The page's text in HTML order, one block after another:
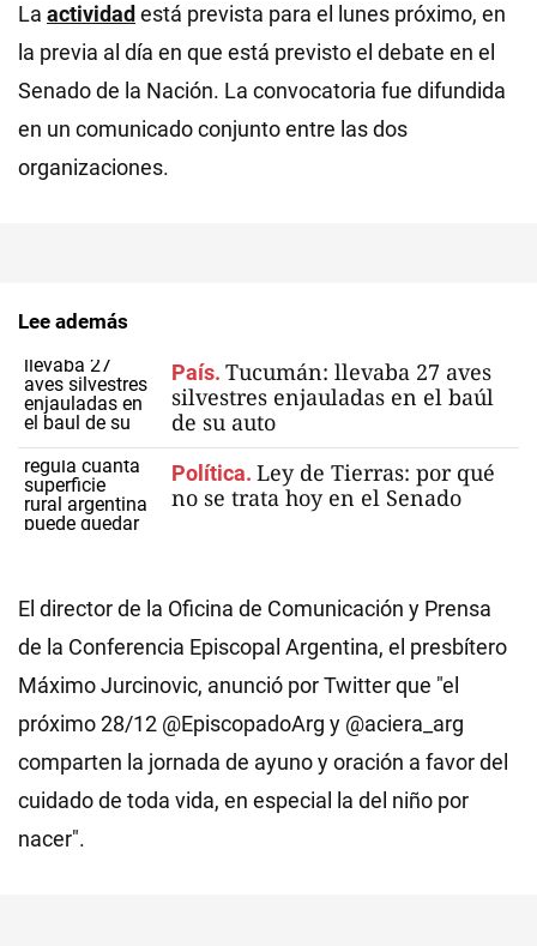
La actividad está prevista para el lunes próximo, en
la previa al día en que está previsto el debate en el
Senado de la Nación. La convocatoria fue difundida
en un comunicado conjunto entre las dos
organizaciones.
Lee además
País. Tucumán: llevaba 27 aves
silvestres enjauladas en el baúl
de su auto
Política. Ley de Tierras: por qué
no se trata hoy en el Senado
El director de la Oficina de Comunicación y Prensa
de la Conferencia Episcopal Argentina, el presbítero
Máximo Jurcinovic, anunció por Twitter que "el
próximo 28/12 @EpiscopadoArg y @aciera_arg
comparten la jornada de ayuno y oración a favor del
cuidado de toda vida, en especial la del niño por
nacer".